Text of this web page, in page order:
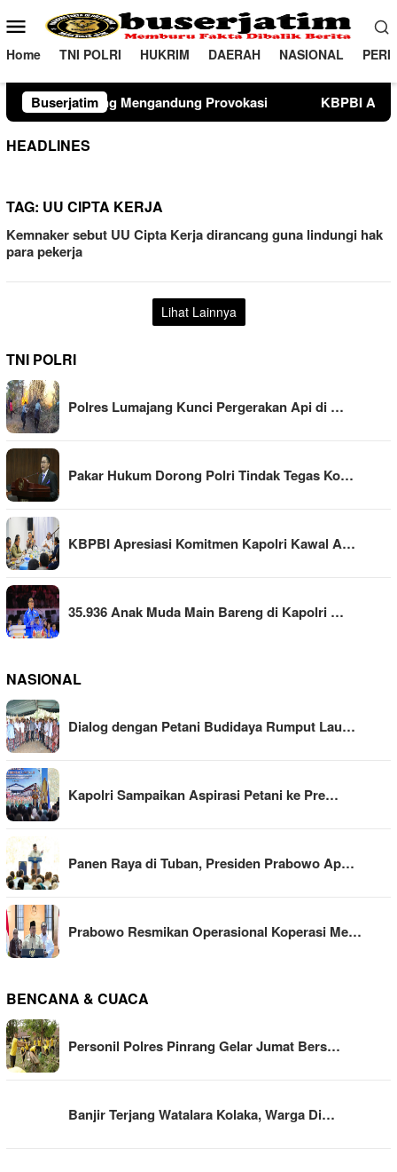
ke
konten
Menu
Mobile
Home TNI POLRI HUKRIM DAERAH NASIONAL
Buserjatim
Provokasi KBPBI Apresiasi Komitmen Kapolri
HEADLINES
TAG: UU CIPTA KERJA
Kemnaker sebut UU Cipta Kerja dirancang guna lindungi hak
para pekerja
Lihat Lainnya
TNI POLRI
Polres Lumajang Kunci Pergerakan Api di …
Pakar Hukum Dorong Polri Tindak Tegas Ko…
KBPBI Apresiasi Komitmen Kapolri Kawal A…
35.936 Anak Muda Main Bareng di Kapolri …
NASIONAL
Dialog dengan Petani Budidaya Rumput Lau…
Kapolri Sampaikan Aspirasi Petani ke Pre…
Panen Raya di Tuban, Presiden Prabowo Ap…
Prabowo Resmikan Operasional Koperasi Me…
BENCANA & CUACA
Personil Polres Pinrang Gelar Jumat Bers…
Banjir Terjang Watalara Kolaka, Warga Di…